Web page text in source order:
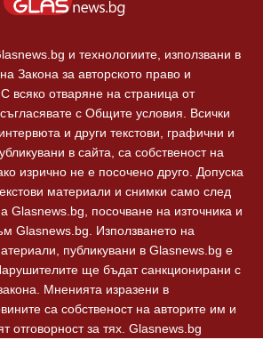
и технологиите, използвани в
Закона за авторското право и
всяко отваряне на страница от
с Общите условия. Всички
и други текстови, графични и
в сайта, са собственост на
изрично не е посочено друго. Допуска
материали и снимки само след
Glasnews.bg, посочване на източника и
Glasnews.bg. Използването на
публикувани в Glasnews.bg е
ще бъдат санкционирани с
Мненията изразени в
са собственост на авторите им и
отговорност за тях. Glasnews.bg